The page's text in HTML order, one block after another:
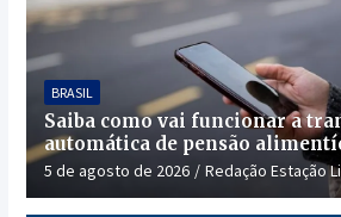
BRASIL
Saiba como vai funcionar a
automática de pensão
Pensão”
5 de agosto de 2026 Redação Estação